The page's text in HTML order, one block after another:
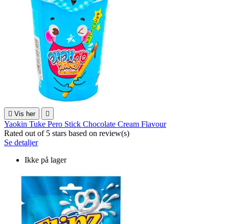
 Vis her 
Yaokin Tuke Pero Stick Chocolate Cream Flavour
Rated out of 5 stars based on review(s)
Se detaljer
Ikke på lager